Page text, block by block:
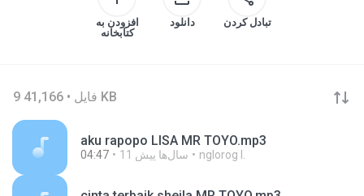
افزودن به
کتابخانه
دانلود تبادل کردن
9 فایل • 41,166 KB
aku rapopo LISA MR TOYO.mp3
04:47 11 سال‌ها پیش nglorog I.